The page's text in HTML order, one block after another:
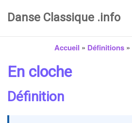
Danse Classique .info
Accueil » Définitions»
En cloche
Définition